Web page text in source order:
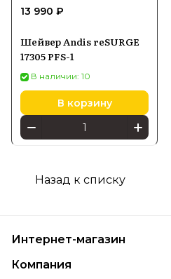
13 990 ₽
Шейвер Andis reSURGE
17305 PFS-1
В наличии: 10
В корзину
Назад к списку
Интернет-магазин
Компания